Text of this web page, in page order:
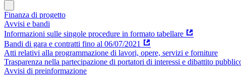
Finanza di progetto
Avvisi e bandi
Informazioni sulle singole procedure in formato tabellare
Bandi di gara e contratti fino al 06/07/2021
Atti relativi alla programmazione di lavori, opere, servizi e forniture
Trasparenza nella partecipazione di portatori di interessi e dibattito
Avvisi di preinformazione